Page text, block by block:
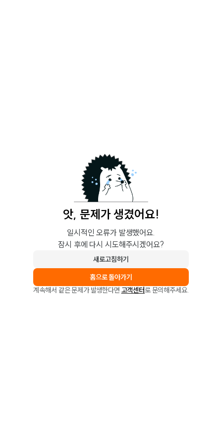
앗, 문제가 생겼어요!
일시적인 오류가 발생했어요.
잠시 후에 다시 시도해주시겠어요?
새로고침하기
홈으로 돌아가기
계속해서 같은 문제가 발생한다면 고객센터로 문의해주세요.